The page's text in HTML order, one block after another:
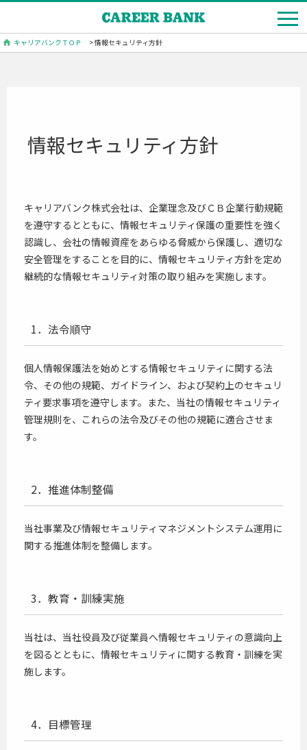
キャリアバンクＴＯＰ > 情報セキュリティ方針
情報セキュリティ方針
キャリアバンク株式会社は、企業理念及びＣＢ企業行動規範
を遵守するとともに、情報セキュリティ保護の重要性を強く
認識し、会社の情報資産をあらゆる脅威から保護し、適切な
安全管理をすることを目的に、情報セキュリティ方針を定め
継続的な情報セキュリティ対策の取り組みを実施します。
1．法令順守
個人情報保護法を始めとする情報セキュリティに関する法
令、その他の規範、ガイドライン、および契約上のセキュリ
ティ要求事項を遵守します。また、当社の情報セキュリティ
管理規則を、これらの法令及びその他の規範に適合させま
す。
2．推進体制整備
当社事業及び情報セキュリティマネジメントシステム運用に
関する推進体制を整備します。
3．教育・訓練実施
当社は、当社役員及び従業員へ情報セキュリティの意識向上
を図るとともに、情報セキュリティに関する教育・訓練を実
施します。
4．目標管理